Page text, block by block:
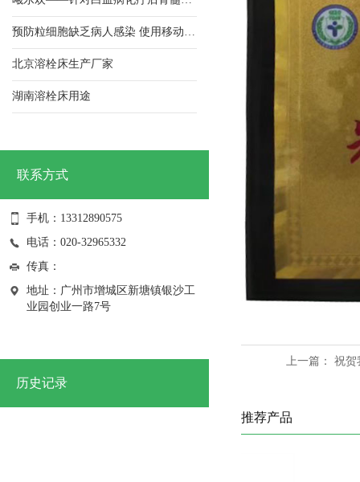
北京溶栓床生产厂家
湖南溶栓床用途
中山溶栓床批发
祝贺我司连续获得高新技术企业 证书
荣获抗击新冠肺炎疫情先进单位
了解层流床对白血病化疗后骨髓抑制期病人的应用及护理！
联系方式
手机：13312890575
电话：020-32965332
传真：
地址：广州市增城区新塘镇银沙工
业园创业一路7号
历史记录
上一篇： 祝贺
推荐产品